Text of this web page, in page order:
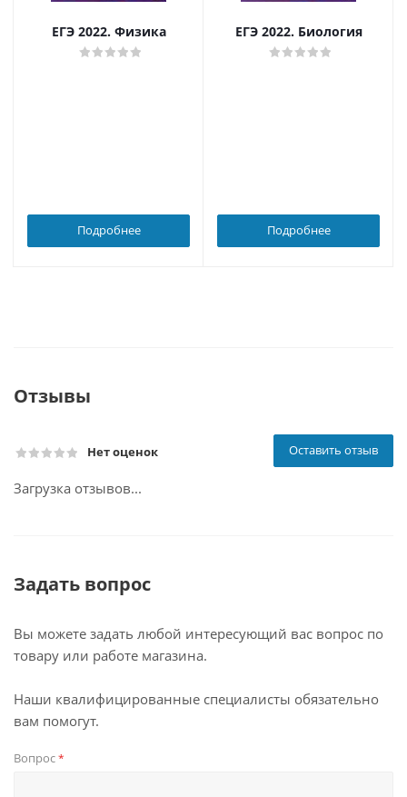
ЕГЭ 2022. Физика
Подробнее
ЕГЭ 2022. Биология
Подробнее
Отзывы
Нет оценок Оставить отзыв
Загрузка отзывов...
Задать вопрос
Вы можете задать любой интересующий вас вопрос по
товару или работе магазина.
Наши квалифицированные специалисты обязательно
вам помогут.
Вопрос*